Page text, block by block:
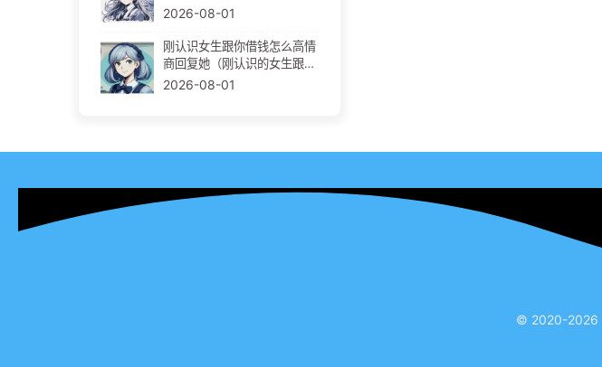
2026-08-01
刚认识女生跟你借钱怎么高情
商回复她（刚认识的女生跟我
借钱）
2026-08-01
© 2020-2026